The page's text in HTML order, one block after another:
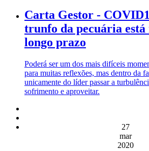
Carta Gestor -
trunfo da pecuária está
longo prazo
Poderá ser um dos mais difíceis
para muitas reflexões, mas dentro da
unicamente do líder passar a
sofrimento e aproveitar.
27
mar
2020